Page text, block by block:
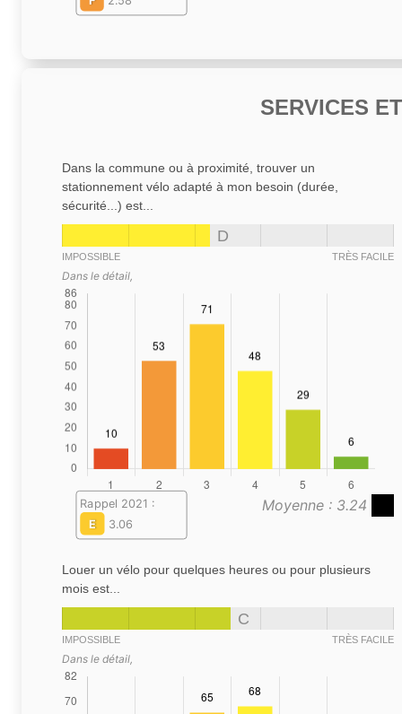
SERVICES
Dans la commune ou à proximité, trouver un
stationnement vélo adapté à mon besoin (durée,
sécurité...) est...
D
IMPOSSIBLE TRÈS FACILE
Dans le détail,
Moyenne : 3.24
Rappel 2021 :
E
3.06
Louer un vélo pour quelques heures ou pour plusieurs
mois est...
C
IMPOSSIBLE TRÈS FACILE
Dans le détail,